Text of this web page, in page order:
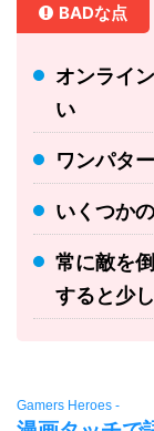
BADな点
オンライ
い
ワンパタ
いくつか
常に敵を
すると少
Gamers Heroes -